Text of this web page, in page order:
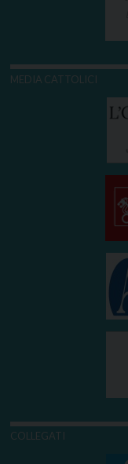
MEDIA CATTOLICI
COLLEGATI